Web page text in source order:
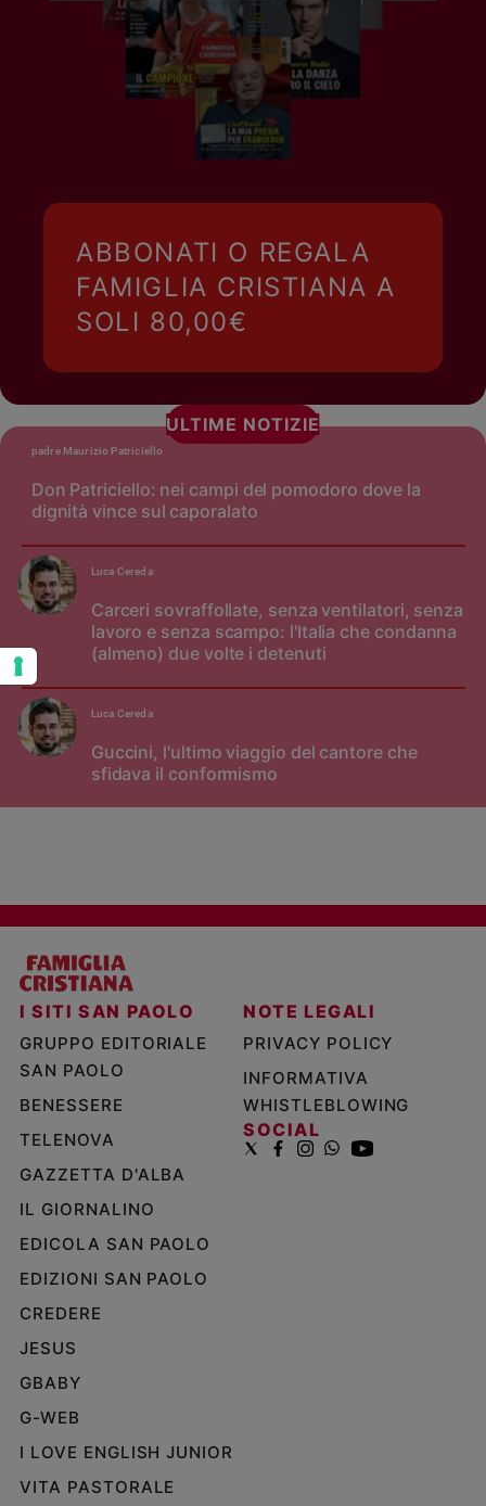
ABBONATI O REGALA
FAMIGLIA CRISTIANA A
SOLI 80,00€
ULTIME NOTIZIE
Don Patriciello: nei campi del pomodoro dove la
dignità vince sul caporalato
padre Maurizio Patriciello
Carceri sovraffollate, senza ventilatori, senza
lavoro e senza scampo: l'Italia che condanna
(almeno) due volte i detenuti
Luca Cereda
Guccini, l'ultimo viaggio del cantore che
sfidava il conformismo
Luca Cereda
I SITI SAN PAOLO
GRUPPO EDITORIALE
SAN PAOLO
BENESSERE
TELENOVA
GAZZETTA D'ALBA
IL GIORNALINO
EDICOLA SAN PAOLO
EDIZIONI SAN PAOLO
CREDERE
JESUS
GBABY
G-WEB
I LOVE ENGLISH JUNIOR
VITA PASTORALE
NOTE LEGALI
PRIVACY POLICY
INFORMATIVA
WHISTLEBLOWING
SOCIAL